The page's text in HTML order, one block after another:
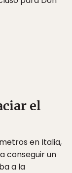
el
en Italia,
conseguir un
a la